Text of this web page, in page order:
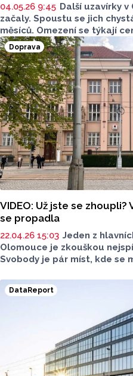
04.05.26 9:45 Další uzavírky
začaly. Spoustu se jich
měsíců. Omezení se týkají
částí Olomouce. V
i objízdná trasa, někde
městskou hromadnou
Doprava
VIDEO: Už jste se zhoupli?
se propadla
22.04.26 15:03 Jeden z
Olomouce je zkouškou
Svobody je pár míst, kde se
problémové úseky?
DataReport